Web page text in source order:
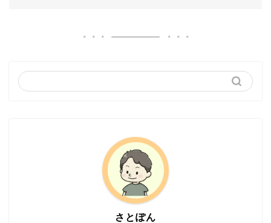
さとぽん